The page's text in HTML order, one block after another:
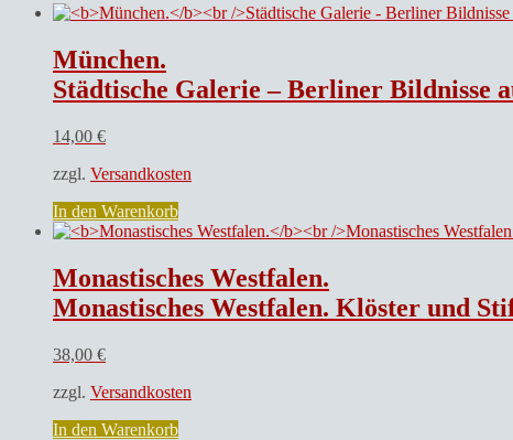
München.
Städtische Galerie – Berliner Bildnisse
14,00 €
zzgl. Versandkosten
In den Warenkorb
Monastisches Westfalen.
Monastisches Westfalen. Klöster und
38,00 €
zzgl. Versandkosten
In den Warenkorb